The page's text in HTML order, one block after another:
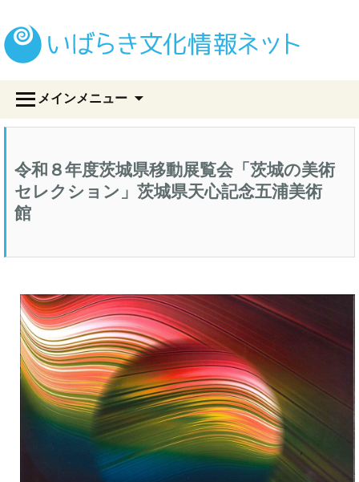
メインメニュー
テ
へ
ス
令和８年度茨城県移動展覧会「茨城の美術
セレクション」茨城県天心記念五浦美術
館